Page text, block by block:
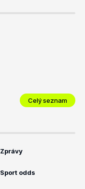
Celý seznam
Zprávy
Sport odds